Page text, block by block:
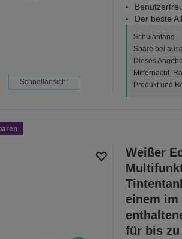
Schnellansicht
Der beste
Schulanfang
Spare bei
Dieses
Mitternacht.
Produkt und
Weißer
einem im
für bis zu